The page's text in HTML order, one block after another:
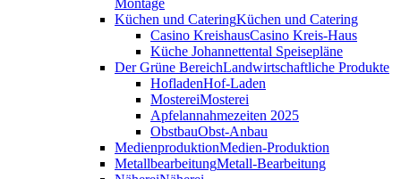
Montage
Küchen und CateringKüchen und Catering
Casino KreishausCasino Kreis-Haus
Küche Johannettental Speisepläne
Der Grüne BereichLandwirtschaftliche Produkte
HofladenHof-Laden
MostereiMosterei
Apfelannahmezeiten 2025
ObstbauObst-Anbau
MedienproduktionMedien-Produktion
MetallbearbeitungMetall-Bearbeitung